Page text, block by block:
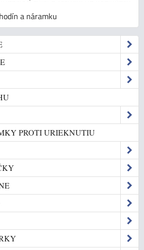
a náramku
PROTI URIEKNUTIU